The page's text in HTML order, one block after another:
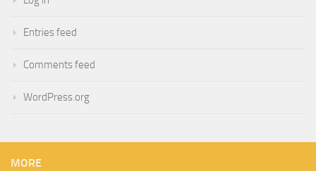
Entries feed
Comments feed
WordPress.org
MORE